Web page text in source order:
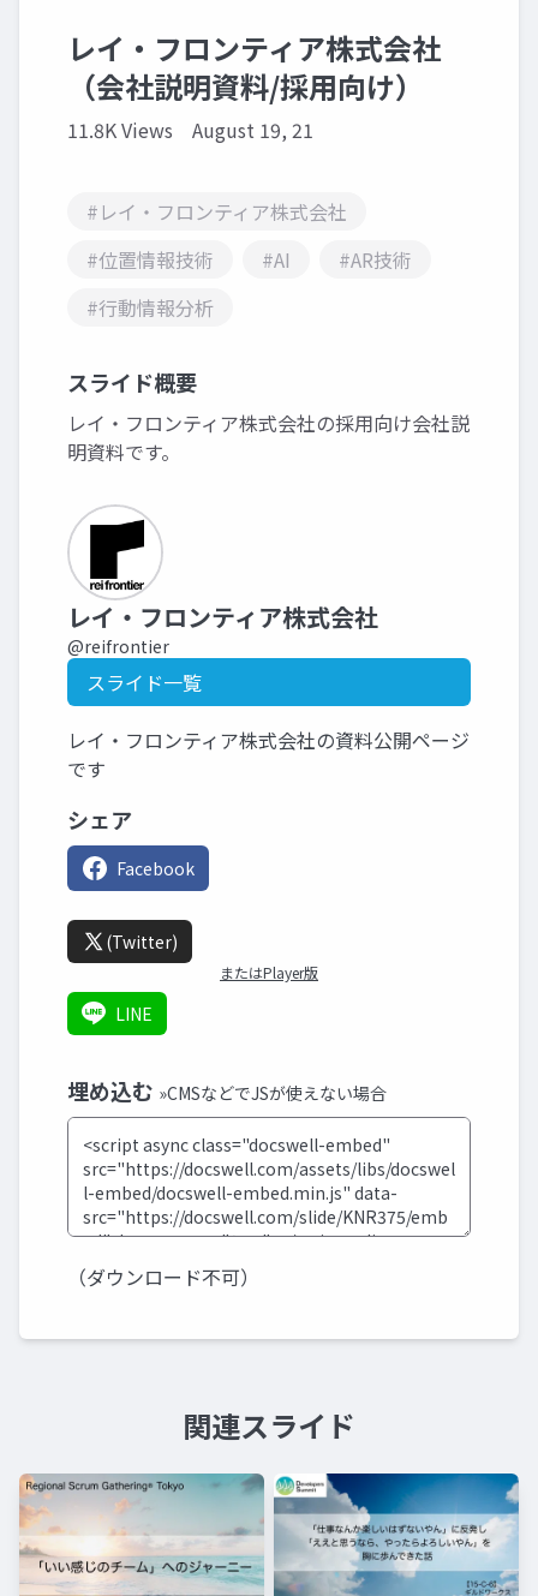
レイ・フロンティア株式会社
（会社説明資料/採用向け）
11.8K Views August 19, 21
#レイ・フロンティア株式会社
#位置情報技術
#AI
#AR技術
#行動情報分析
スライド概要
レイ・フロンティア株式会社の採用向け会社説
明資料です。
レイ・フロンティア株式会社
@reifrontier
スライド一覧
レイ・フロンティア株式会社の資料公開ページ
です
シェア
Facebook
(Twitter)
またはPlayer版
LINE
埋め込む »CMSなどでJSが使えない場合
（ダウンロード不可）
関連スライド